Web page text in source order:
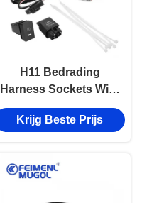
H11 Bedrading
Harness Sockets Wire
LED Indicators Switch
mist licht draad
Krijg Beste Prijs